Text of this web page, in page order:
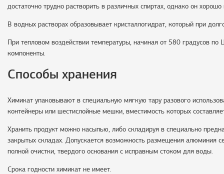
достаточно трудно растворить в различных спиртах, однако он
В водных растворах образовывает кристаллогидрат, который при
При тепловом воздействии температуры, начиная от 580 градусов
компоненты.
Способы хранения
Химикат упаковывают в специальную мягкую тару разового
контейнеры или шестислойные мешки, вместимость которых
Хранить продукт можно насыпью, либо складируя в специально
закрытых складах. Допускается возможность размещения алюминия
полной очистки, твердого основания с исправным стоком для воды.
Срока годности химикат не имеет.